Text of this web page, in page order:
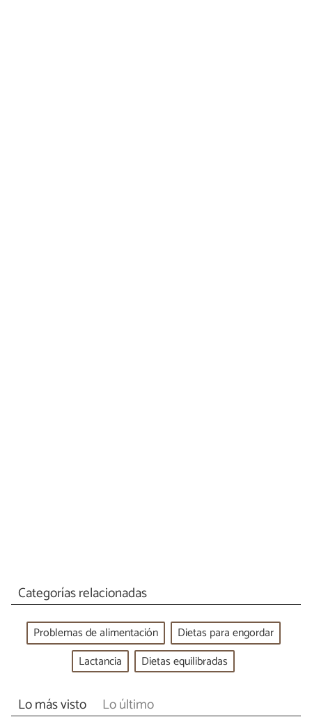
Categorías relacionadas
Problemas de alimentación
Dietas para engordar
Lactancia
Dietas equilibradas
Lo más visto Lo último